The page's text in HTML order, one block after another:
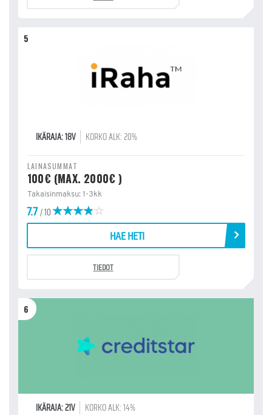
5
IKÄRAJA: 18V KORKO ALK: 20%
LAINASUMMAT
100€ (MAX. 2000€ )
Takaisinmaksu: 1-3kk
7.7/ 10
HAE HETI
TIEDOT
6
IKÄRAJA: 21V KORKO ALK: 14%